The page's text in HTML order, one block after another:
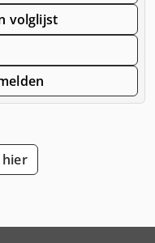
volglijst